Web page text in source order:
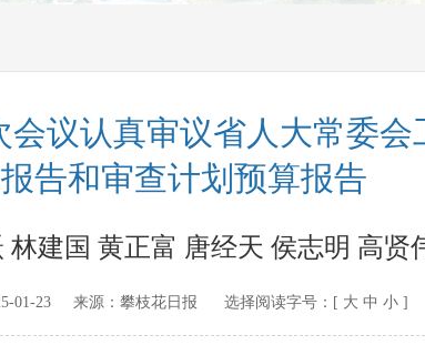
议认真审议省人大常委
告和审查计划预算报告
建国 黄正富 唐经天 侯志明 高贤
01-23 来源： 攀枝花日报 选择阅读字号：[ 大 中 小 ]